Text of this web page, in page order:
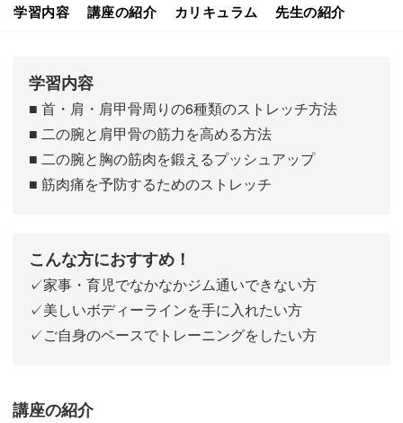
学習内容 講座の紹介 カリキュラム 先生の紹介
学習内容
■ 首・肩・肩甲骨周りの6種類のストレッチ方法
■ 二の腕と肩甲骨の筋力を高める方法
■ 二の腕と胸の筋肉を鍛えるプッシュアップ
■ 筋肉痛を予防するためのストレッチ
こんな方におすすめ！
✓家事・育児でなかなかジム通いできない方
✓美しいボディーラインを手に入れたい方
✓ご自身のペースでトレーニングをしたい方
講座の紹介